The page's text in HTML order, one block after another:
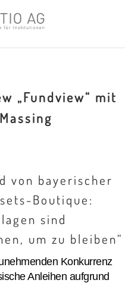
„Fundview“ mit
von bayerischer
Boutique:
sind
um zu bleiben“
Konkurrenz
Anleihen aufgrund